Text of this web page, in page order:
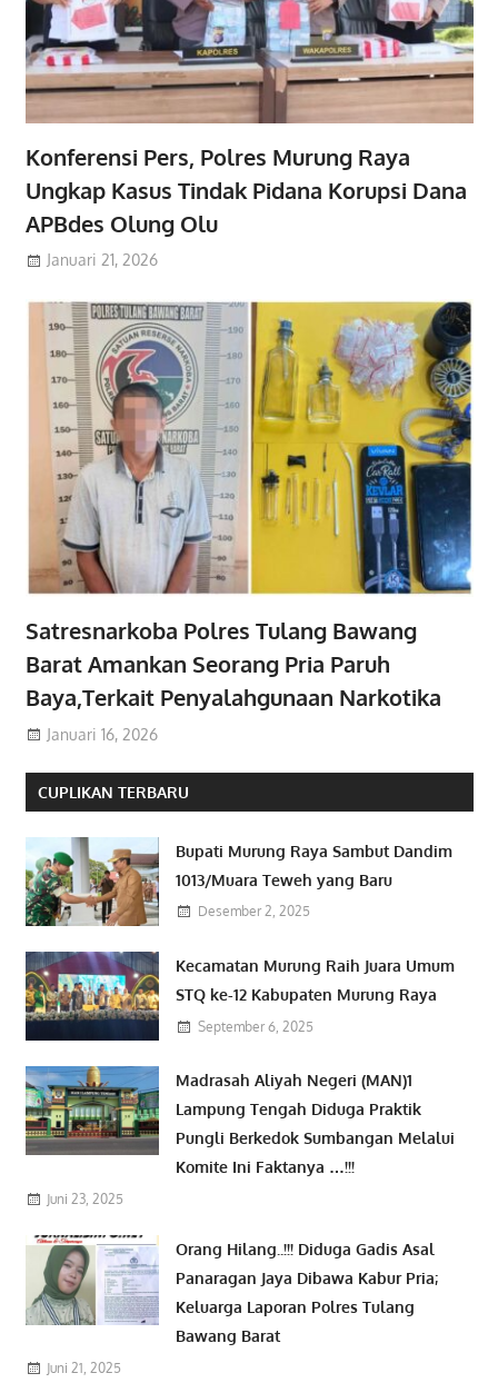
Konferensi Pers, Polres Murung Raya
Ungkap Kasus Tindak Pidana Korupsi Dana
APBdes Olung Olu
Januari 21, 2026
Satresnarkoba Polres Tulang Bawang
Barat Amankan Seorang Pria Paruh
Baya,Terkait Penyalahgunaan Narkotika
Januari 16, 2026
CUPLIKAN TERBARU
Bupati Murung Raya Sambut Dandim
1013/Muara Teweh yang Baru
Desember 2, 2025
Kecamatan Murung Raih Juara Umum
STQ ke-12 Kabupaten Murung Raya
September 6, 2025
Madrasah Aliyah Negeri (MAN)1
Lampung Tengah Diduga Praktik
Pungli Berkedok Sumbangan Melalui
Komite Ini Faktanya …!!!
Juni 23, 2025
Orang Hilang..!!! Diduga Gadis Asal
Panaragan Jaya Dibawa Kabur Pria;
Keluarga Laporan Polres Tulang
Bawang Barat
Juni 21, 2025